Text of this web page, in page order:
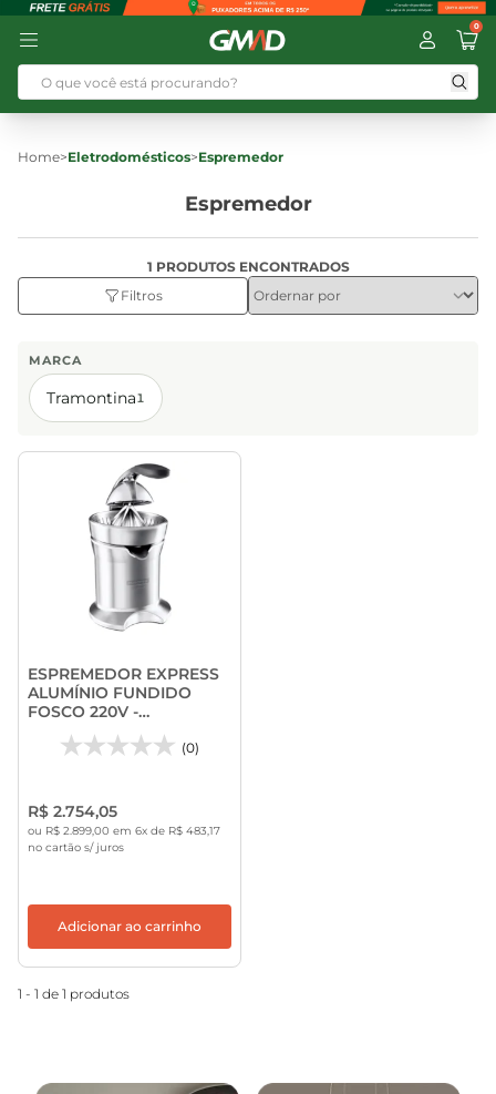
0
Home>Eletrodomésticos>Espremedor
Espremedor
1 PRODUTOS ENCONTRADOS
Filtros
MARCA
Tramontina1
ESPREMEDOR EXPRESS
ALUMÍNIO FUNDIDO
FOSCO 220V -
TRAMONTINA
(0)
R$ 2.754,05
ou R$ 2.899,00 em 6x de R$ 483,17
no cartão s/ juros
Adicionar ao carrinho
1 - 1 de 1 produtos